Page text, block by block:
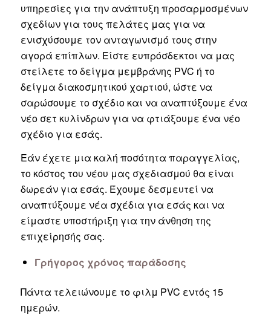
υπηρεσίες για την ανάπτυξη προσαρμοσμένων
σχεδίων για τους πελάτες μας για να
ενισχύσουμε τον ανταγωνισμό τους στην
αγορά επίπλων. Είστε ευπρόσδεκτοι να μας
στείλετε το δείγμα μεμβράνης PVC ή το
δείγμα διακοσμητικού χαρτιού, ώστε να
σαρώσουμε το σχέδιο και να αναπτύξουμε ένα
νέο σετ κυλίνδρων για να φτιάξουμε ένα νέο
σχέδιο για εσάς.
Εάν έχετε μια καλή ποσότητα παραγγελίας,
το κόστος του νέου μας σχεδιασμού θα είναι
δωρεάν για εσάς. Έχουμε δεσμευτεί να
αναπτύξουμε νέα σχέδια για εσάς και να
είμαστε υποστήριξη για την άνθηση της
επιχείρησής σας.
Γρήγορος χρόνος παράδοσης
Πάντα τελειώνουμε το φιλμ PVC εντός 15
ημερών.